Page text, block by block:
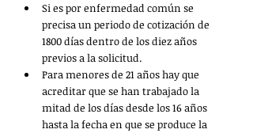
Si es por enfermedad común se
precisa un periodo de cotización de
1800 días dentro de los diez años
previos a la solicitud.
Para menores de 21 años hay que
acreditar que se han trabajado la
mitad de los días desde los 16 años
hasta la fecha en que se produce la